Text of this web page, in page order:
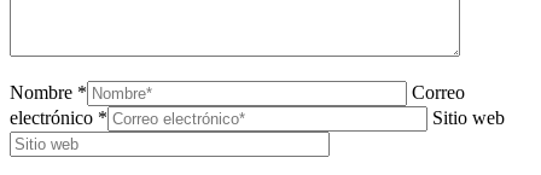
Nombre *
Correo
electrónico *
Sitio web